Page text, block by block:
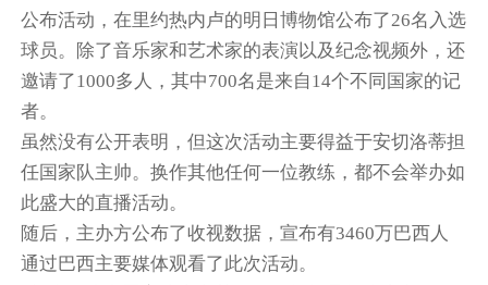
公布活动，在里约热内卢的明日博物馆公布了26名入选
球员。除了音乐家和艺术家的表演以及纪念视频外，还
邀请了1000多人，其中700名是来自14个不同国家的记
者。
虽然没有公开表明，但这次活动主要得益于安切洛蒂担
任国家队主帅。换作其他任何一位教练，都不会举办如
此盛大的直播活动。
随后，主办方公布了收视数据，宣布有3460万巴西人
通过巴西主要媒体观看了此次活动。